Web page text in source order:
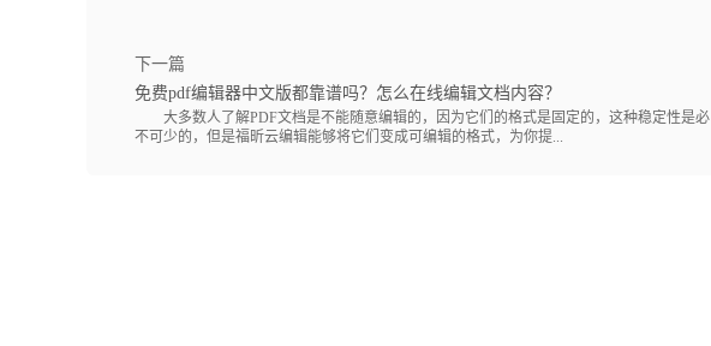
下一篇
免费pdf编辑器中文版都靠谱吗？怎么在线编辑文档内容？
大多数人了解PDF文档是不能随意编辑的，因为它们的格式是固定的，这种稳定性是必
不可少的，但是福昕云编辑能够将它们变成可编辑的格式，为你提...